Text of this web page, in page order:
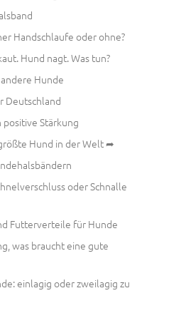
Handschlaufe oder ohne?
Hund nagt. Was tun?
Hunde
Deutschland
Stärkung
Hund in der Welt ➦
oder Schnalle
Futterverteile für Hunde
was braucht eine gute
einlagig oder zweilagig zu